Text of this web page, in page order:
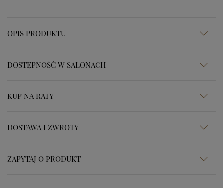
OPIS PRODUKTU
DOSTĘPNOŚĆ W SALONACH
KUP NA RATY
DOSTAWA I ZWROTY
ZAPYTAJ O PRODUKT